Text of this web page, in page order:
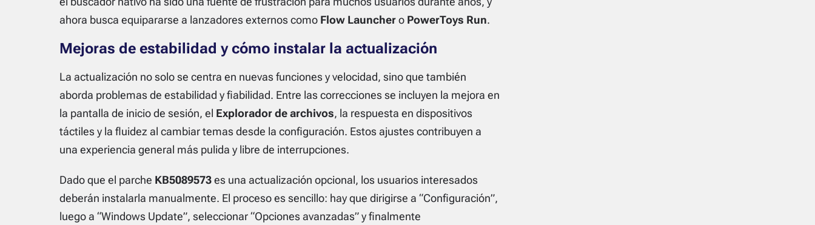
ahora busca equipararse a lanzadores externos como Flow Launchero PowerToys Run.
Mejoras de estabilidad y cómo instalar la actualización
La actualización no solo se centra en nuevas funciones y velocidad, sino que también
aborda problemas de estabilidad y fiabilidad. Entre las correcciones se incluyen la mejora en
la pantalla de inicio de sesión, el Explorador de archivos, la respuesta en dispositivos
táctiles y la fluidez al cambiar temas desde la configuración. Estos ajustes contribuyen a
una experiencia general más pulida y libre de interrupciones.
Dado que el parche KB5089573es una actualización opcional, los usuarios interesados
deberán instalarla manualmente. El proceso es sencillo: hay que dirigirse a “Configuración”,
luego a “Windows Update”, seleccionar “Opciones avanzadas” y finalmente